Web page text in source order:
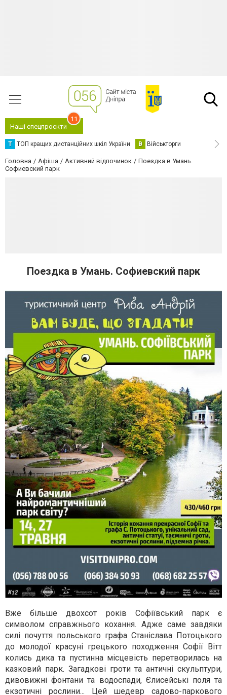
Наші спецпроєкти
11
Т ТОП кращих дистанційних шкіл України В Військторги
Головна Афіша Активний відпочинок
Поездка в Умань.
Софиевский парк
Поездка в Умань. Софиевский парк
Вже більше двохсот років Софіївський парк є
символом справжнього кохання. Адже саме завдяки
силі почуття польського графа Станіслава Потоцького
до молодої красуні грецького походження Софії Вітт
колись дика та пустинна місцевість перетворилась на
казковий парк. Загадкові гроти та античні скульптури,
дивовижні фонтани та водоспади, Єлисейські поля та
екзотичні рослини... Цей шедевр садово-паркового